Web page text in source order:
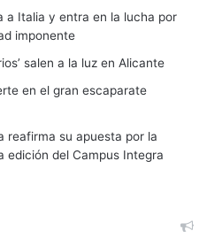
a Italia y entra en la lucha por
imponente
salen a la luz en Alicante
en el gran escaparate
reafirma su apuesta por la
edición del Campus Integra